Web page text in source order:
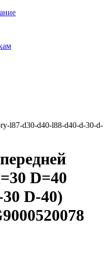
l87-d30-d40-l88-d40-d-30-d-
D=40
D-40)